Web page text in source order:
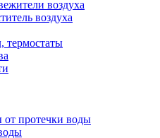
воздуха
воздуха
термостаты
от протечки воды